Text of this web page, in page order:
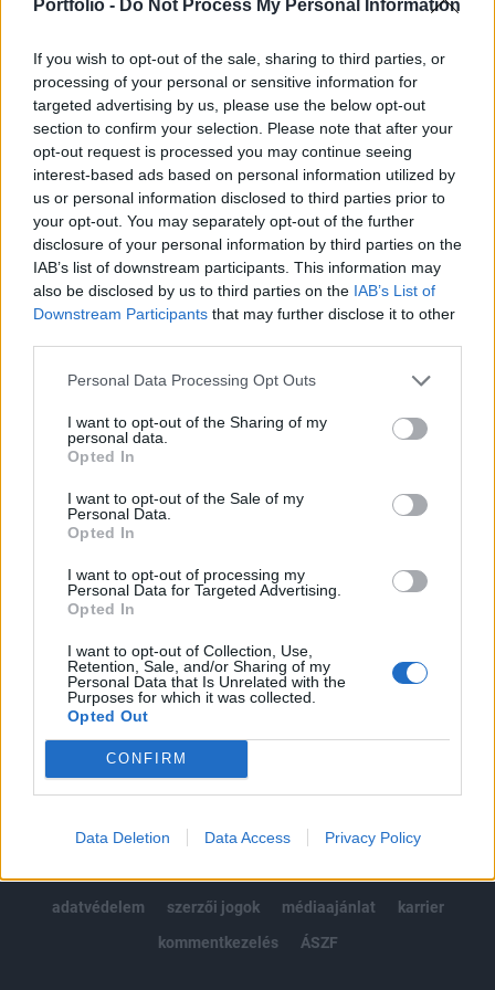
Portfolio - Do Not Process My Personal Information
If you wish to opt-out of the sale, sharing to third parties, or
processing of your personal or sensitive information for
targeted advertising by us, please use the below opt-out
section to confirm your selection. Please note that after your
opt-out request is processed you may continue seeing
interest-based ads based on personal information utilized by
us or personal information disclosed to third parties prior to
your opt-out. You may separately opt-out of the further
disclosure of your personal information by third parties on the
IAB’s list of downstream participants. This information may
also be disclosed by us to third parties on the IAB’s List of
Downstream Participants that may further disclose it to other
Personal Data Processing Opt Outs
I want to opt-out of the Sharing of my
personal data.
Opted In
I want to opt-out of the Sale of my
Personal Data.
Opted In
I want to opt-out of processing my
Personal Data for Targeted Advertising.
Opted In
I want to opt-out of Collection, Use,
Retention, Sale, and/or Sharing of my
Personal Data that Is Unrelated with the
Purposes for which it was collected.
Opted Out
CONFIRM
Data Deletion Data Access Privacy Policy
Portfolio Investment Day 2026Október 21-én jön a Portfolio
Investment Day 2026, ahol a piac vezető szakértőivel
keressük a választ a befektetőket leginkább foglalkoztató
kérdésekre. Meddig tarthat az AI-rali, kik lehetnek a
következő évek nyertesei, mire számíthatunk a részvény-,
kötvény-, nyersanyag- és kriptopiacokon, és hogyan
érdemes portfóliót építeni egy gyorsan változó...
KEDVES OLVASÓNK!
A keresett cikk a portfolio.hu hírarchívumához
tartozik, melynek olvasása előfizetéses
Az előfizetés a következőket tartalmazza:
Kötéslisták: BÉT elmúlt 2 év napon belüli
kötéslistái
Előfizetés
MÁR ELŐFIZETŐNK VAGY?BEJELENTKEZÉS
© 2026 Portfolio
adatvédelem
szerzői jogok médiaajánlat
karrier
kommentkezelés
ÁSZF